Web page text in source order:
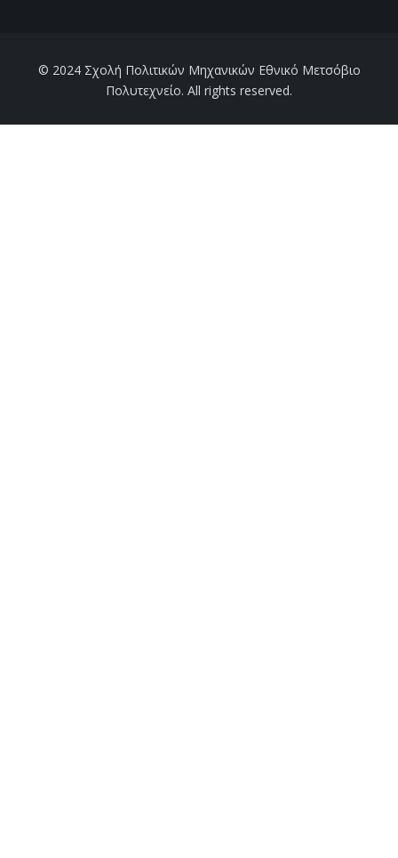
© 2024 Σχολή Πολιτικών Μηχανικών Εθνικό Μετσόβιο
Πολυτεχνείο. All rights reserved.